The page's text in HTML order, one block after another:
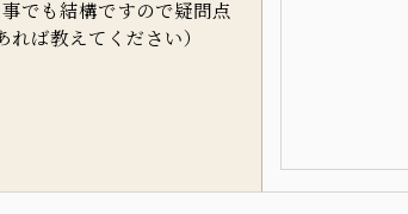
事でも結構ですので疑問点
れば教えてください）